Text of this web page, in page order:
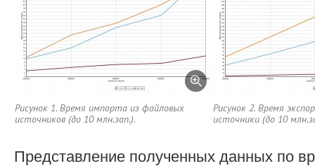
Рисунок 1. Время импорта из файловых
источников (до 10 млн.зап.).
Рисунок 2. Время
источники (до 10
Представление полученных данных по